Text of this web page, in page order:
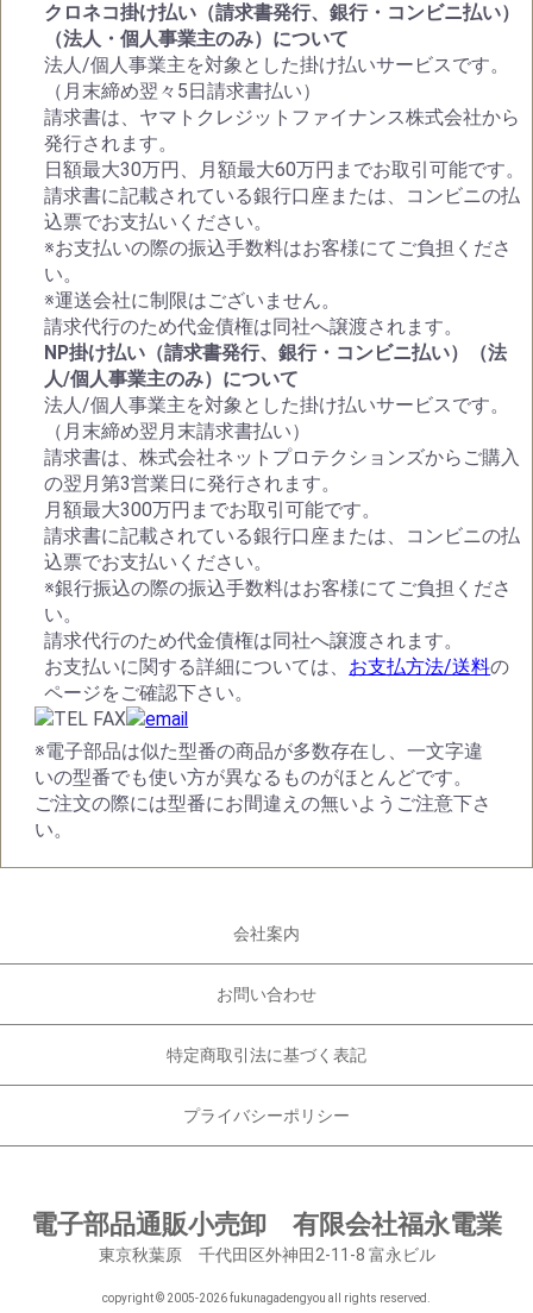
クロネコ掛け払い（請求書発行、銀行・コンビニ払い）
（法人・個人事業主のみ）について
法人/個人事業主を対象とした掛け払いサービスです。
（月末締め翌々5日請求書払い）
請求書は、ヤマトクレジットファイナンス株式会社から
発行されます。
日額最大30万円、月額最大60万円までお取引可能です。
請求書に記載されている銀行口座または、コンビニの払
込票でお支払いください。
※お支払いの際の振込手数料はお客様にてご負担くださ
い。
※運送会社に制限はございません。
請求代行のため代金債権は同社へ譲渡されます。
NP掛け払い（請求書発行、銀行・コンビニ払い）（法
人/個人事業主のみ）について
法人/個人事業主を対象とした掛け払いサービスです。
（月末締め翌月末請求書払い）
請求書は、株式会社ネットプロテクションズからご購入
の翌月第3営業日に発行されます。
月額最大300万円までお取引可能です。
請求書に記載されている銀行口座または、コンビニの払
込票でお支払いください。
※銀行振込の際の振込手数料はお客様にてご負担くださ
い。
請求代行のため代金債権は同社へ譲渡されます。
お支払いに関する詳細については、 お支払方法/送料の
ページをご確認下さい。
※電子部品は似た型番の商品が多数存在し、一文字違
いの型番でも使い方が異なるものがほとんどです。
ご注文の際には型番にお間違えの無いようご注意下さ
い。
会社案内
お問い合わせ
特定商取引法に基づく表記
プライバシーポリシー
電子部品通販小売卸 有限会社福永電業
東京秋葉原 千代田区外神田2-11-8 富永ビル
copyright © 2005-2026 fukunagadengyou all rights reserved.